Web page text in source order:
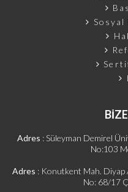
Sosyal
Adres : Süleyman Demirel
No:103
Adres : Konutkent Mah. Diyap
No: 68/17